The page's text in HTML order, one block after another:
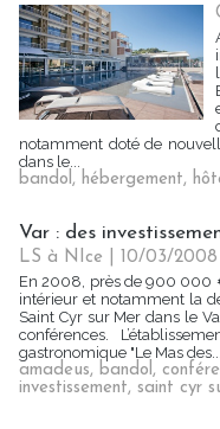
notamment doté de
dans le...
bandol, hébergement,
Var : des
LS à NIce | 10/03/2008
En 2008, près de 900 000
intérieur et notamment la
Saint Cyr sur Mer dans le
conférences.
gastronomique "Le Mas des...
amadeus, bandol,
investissement, saint cyr